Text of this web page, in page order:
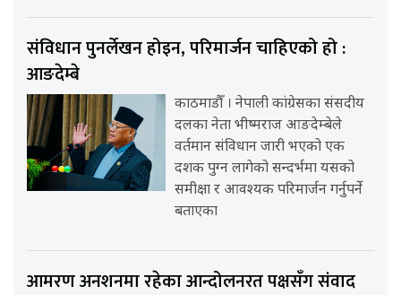
संविधान पुनर्लेखन होइन, परिमार्जन चाहिएको हो :
आङदेम्बे
काठमाडौँ । नेपाली कांग्रेसका संसदीय
दलका नेता भीष्मराज आङदेम्बेले
वर्तमान संविधान जारी भएको एक
दशक पुग्न लागेको सन्दर्भमा यसको
समीक्षा र आवश्यक परिमार्जन गर्नुपर्ने
बताएका
आमरण अनशनमा रहेका आन्दोलनरत पक्षसँग संवाद